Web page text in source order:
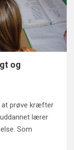
og
at prøve kræfter
lærer
Som